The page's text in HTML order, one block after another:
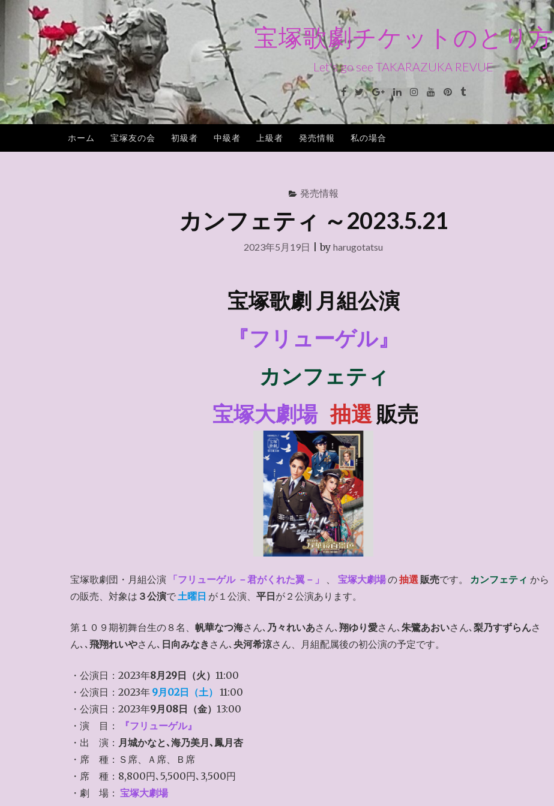
へ
ス
キ
宝塚歌劇チケットのとり方
Let's go see TAKARAZUKA REVUE
Facebook
TwitterGoogle+LinkedinInstagramYoutubePinterest
Tumblr
ホーム 宝塚友の会 初級者 中級者 上級者 発売情報 私の場合
発売情報
カンフェティ ～2023.5.21
2023年5月19日 |by harugotatsu
宝塚歌劇 月組公演
『フリューゲル』
カンフェティ
宝塚大劇場 抽選 販売
宝塚歌劇団・月組公演 「フリューゲル －君がくれた翼－」 、 宝塚大劇場の抽選 販売です。 カンフェティ から
の販売、対象は ３公演で土曜日 が１公演、平日 が２公演あります。
第１０９期初舞台生の８名、 帆華なつ海さん､ 乃々れいあさん､ 翔ゆり愛さん､ 朱鷺あおいさん､ 梨乃すずらんさ
ん､､ 飛翔れいやさん､ 日向みなき さん､ 央河希涼さん、月組配属後の初公演の予定です。
・公演日：2023年8月29日（火） 11:00
・公演日：2023年 9月02日（土）
11:00
・公演日：2023年9月08日（金） 13:00
・演 目：
『フリューゲル』
・出 演： 月城かなと､海乃美月､鳳月杏
・席 種：Ｓ席、Ａ席、Ｂ席
・席 種：8,800円､5,500円､3,500円
・劇 場： 宝塚大劇場